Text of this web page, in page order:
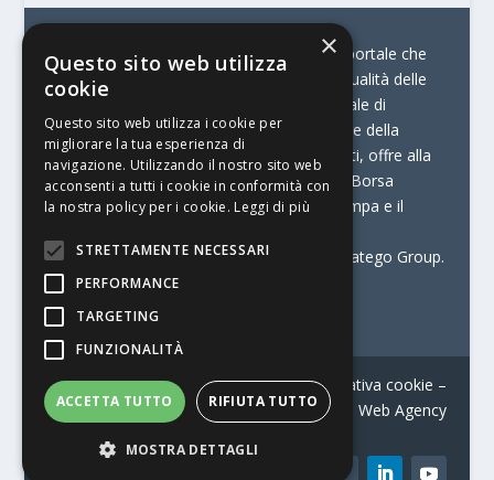
© Stratego Group –
stampamedia.net è il portale che
racconta le innovazioni tecnologiche e l’attualità delle
aziende di stampa e di converting. È il portale di
riferimento per chi opera in Italia nel settore della
comunicazione stampata. Oltre ai contenuti, offre alla
propria community diversi servizi come:
la Borsa
Lavoro, la Print Connection, i Big della Stampa e il
Stampamedia.net è una delle testate di Stratego Group.
Partita IVA07921450156
Contatti–Informativa privacy–Informativa cookie –
Web Agency
×
Questo sito web utilizza
cookie
Questo sito web utilizza i cookie per
migliorare la tua esperienza di
navigazione. Utilizzando il nostro sito web
acconsenti a tutti i cookie in conformità con
la nostra policy per i cookie. Leggi di più
STRETTAMENTE NECESSARI
PERFORMANCE
TARGETING
FUNZIONALITÀ
ACCETTA TUTTO RIFIUTA TUTTO
MOSTRA DETTAGLI